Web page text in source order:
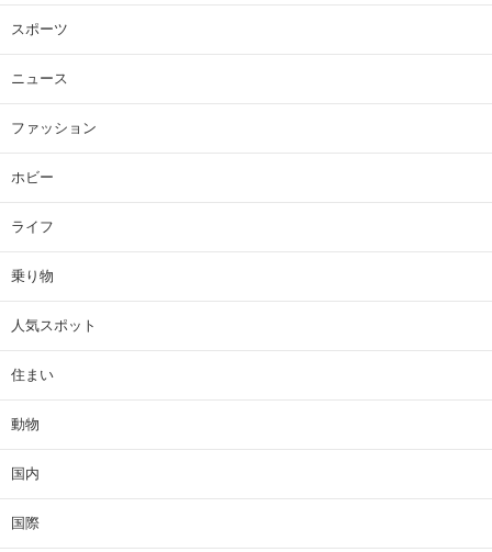
スポーツ
ニュース
ファッション
ホビー
ライフ
乗り物
人気スポット
住まい
動物
国内
国際